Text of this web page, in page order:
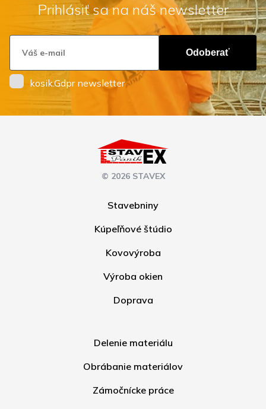
Prihlásiť sa na náš newsletter
Odoberať
kosik.Gdpr newsletter
© 2026 STAVEX
Stavebniny
Kúpeľňové štúdio
Kovovýroba
Výroba okien
Doprava
Delenie materiálu
Obrábanie materiálov
Zámočnícke práce